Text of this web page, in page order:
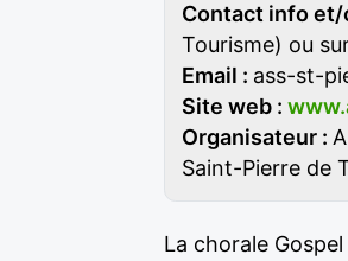
Contact info et/
Tourisme) ou
Email : ass-st-
Site web :
Organisateur :
Saint-Pierre de
La chorale